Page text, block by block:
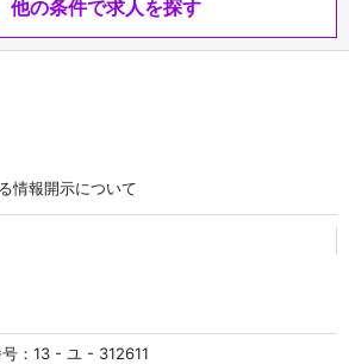
他の条件で求人を探す
情報開示について
：13 - ユ - 312611